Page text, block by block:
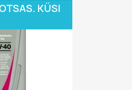
KÜSI